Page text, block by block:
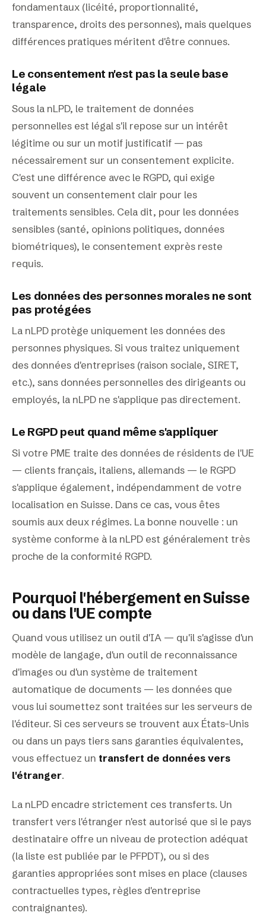
fondamentaux (licéité, proportionnalité,
transparence, droits des personnes), mais quelques
différences pratiques méritent d'être connues.
Le consentement n'est pas la seule base
légale
Sous la nLPD, le traitement de données
personnelles est légal s'il repose sur un intérêt
légitime ou sur un motif justificatif — pas
nécessairement sur un consentement explicite.
C'est une différence avec le RGPD, qui exige
souvent un consentement clair pour les
traitements sensibles. Cela dit, pour les données
sensibles (santé, opinions politiques, données
biométriques), le consentement exprès reste
requis.
Les données des personnes morales ne sont
pas protégées
La nLPD protège uniquement les données des
personnes physiques. Si vous traitez uniquement
des données d'entreprises (raison sociale, SIRET,
etc.), sans données personnelles des dirigeants ou
employés, la nLPD ne s'applique pas directement.
Le RGPD peut quand même s'appliquer
Si votre PME traite des données de résidents de l'UE
— clients français, italiens, allemands — le RGPD
s'applique également, indépendamment de votre
localisation en Suisse. Dans ce cas, vous êtes
soumis aux deux régimes. La bonne nouvelle : un
système conforme à la nLPD est généralement très
proche de la conformité RGPD.
Pourquoi l'hébergement en Suisse
ou dans l'UE compte
Quand vous utilisez un outil d'IA — qu'il s'agisse d'un
modèle de langage, d'un outil de reconnaissance
d'images ou d'un système de traitement
automatique de documents — les données que
vous lui soumettez sont traitées sur les serveurs de
l'éditeur. Si ces serveurs se trouvent aux États-Unis
ou dans un pays tiers sans garanties équivalentes,
vous effectuez un transfert de données vers
l'étranger.
La nLPD encadre strictement ces transferts. Un
transfert vers l'étranger n'est autorisé que si le pays
destinataire offre un niveau de protection adéquat
(la liste est publiée par le PFPDT), ou si des
garanties appropriées sont mises en place (clauses
contractuelles types, règles d'entreprise
contraignantes).